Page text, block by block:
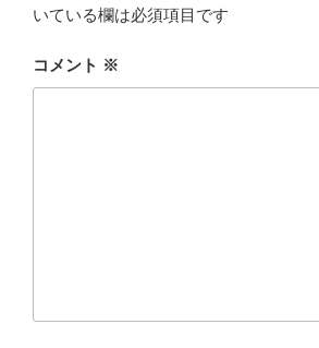
いている欄は必須項目です
コメント ※